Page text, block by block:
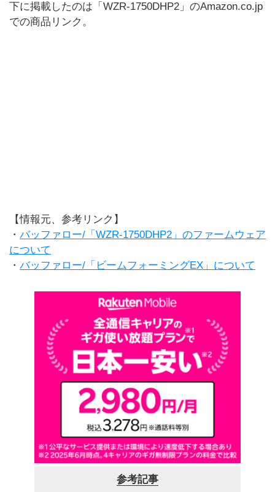
下に掲載したのは「WZR-1750DHP2」のAmazon.co.jp
での商品リンク。
【情報元、参考リンク】
・ バッファロー/「WZR-1750DHP2」のファームウェア
について
・ バッファロー/「ビームフォーミングEX」について
参考記事